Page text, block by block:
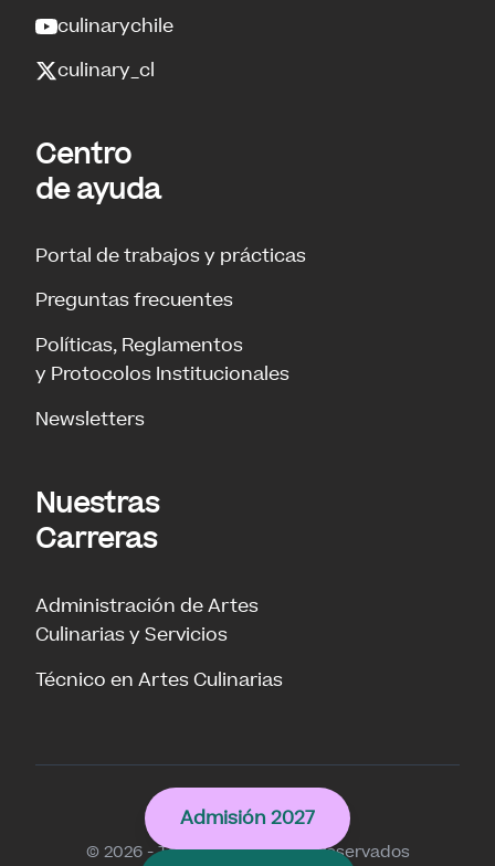
culinarychile
culinary_cl
Centro
de ayuda
Portal de trabajos y prácticas
Preguntas frecuentes
Políticas, Reglamentos
y Protocolos Institucionales
Newsletters
Nuestras
Carreras
Administración de Artes
Culinarias y Servicios
Técnico en Artes Culinarias
Culinary
© 2026 - Todos los derechos reservados
Admisión 2027